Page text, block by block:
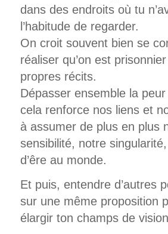
dans des endroits où tu
l’habitude de regarder.
On croit souvent bien se
réaliser qu’on est
propres récits.
Dépasser ensemble la
cela renforce nos liens et
à assumer de plus en plus
sensibilité, notre
d’êre au monde.
Et puis, entendre d’autres
sur une même proposition
élargir ton champs de